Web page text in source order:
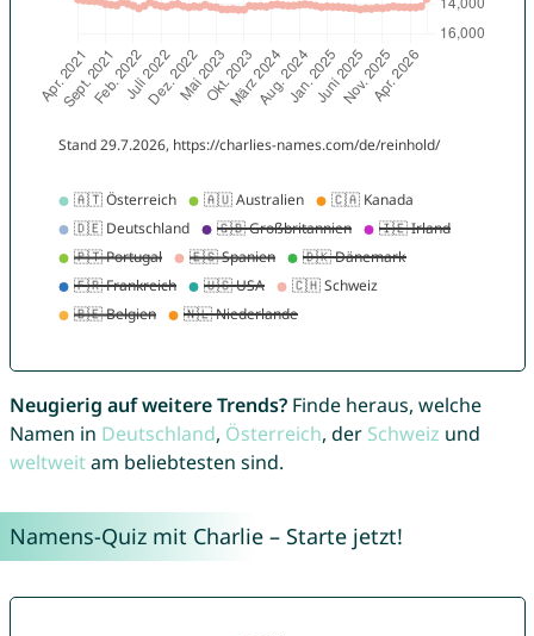
Neugierig auf weitere Trends?Finde heraus, welche
Namen in Deutschland, Österreich, der Schweiz und
weltweitam beliebtesten sind.
Namens-Quiz mit Charlie – Starte jetzt!